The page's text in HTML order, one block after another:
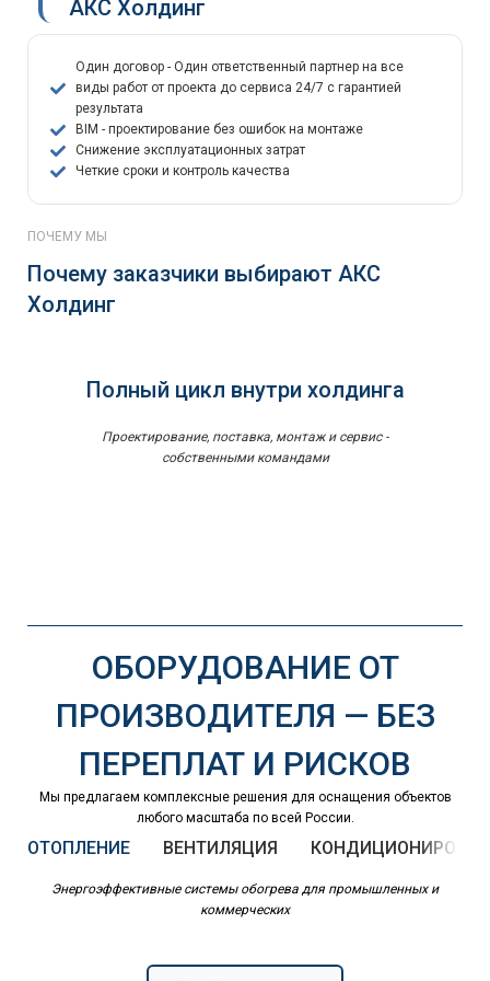
АКС Холдинг
Один договор - Один ответственный партнер на все
виды работ от проекта до сервиса 24/7 с гарантией
результата
BIM - проектирование без ошибок на монтаже
Снижение эксплуатационных затрат
Четкие сроки и контроль качества
ПОЧЕМУ МЫ
Почему заказчики выбирают АКС
Холдинг
Полный цикл внутри холдинга
Проектирование, поставка, монтаж и сервис -
собственными командами
ОБОРУДОВАНИЕ ОТ
ПРОИЗВОДИТЕЛЯ — БЕЗ
ПЕРЕПЛАТ И РИСКОВ
Мы предлагаем комплексные решения для оснащения объектов
любого масштаба по всей России.
ОТОПЛЕНИЕ ВЕНТИЛЯЦИЯ
Энергоэффективные системы обогрева для промышленных и
коммерческих